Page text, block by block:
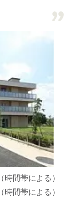
時間帯による）
時間帯による）